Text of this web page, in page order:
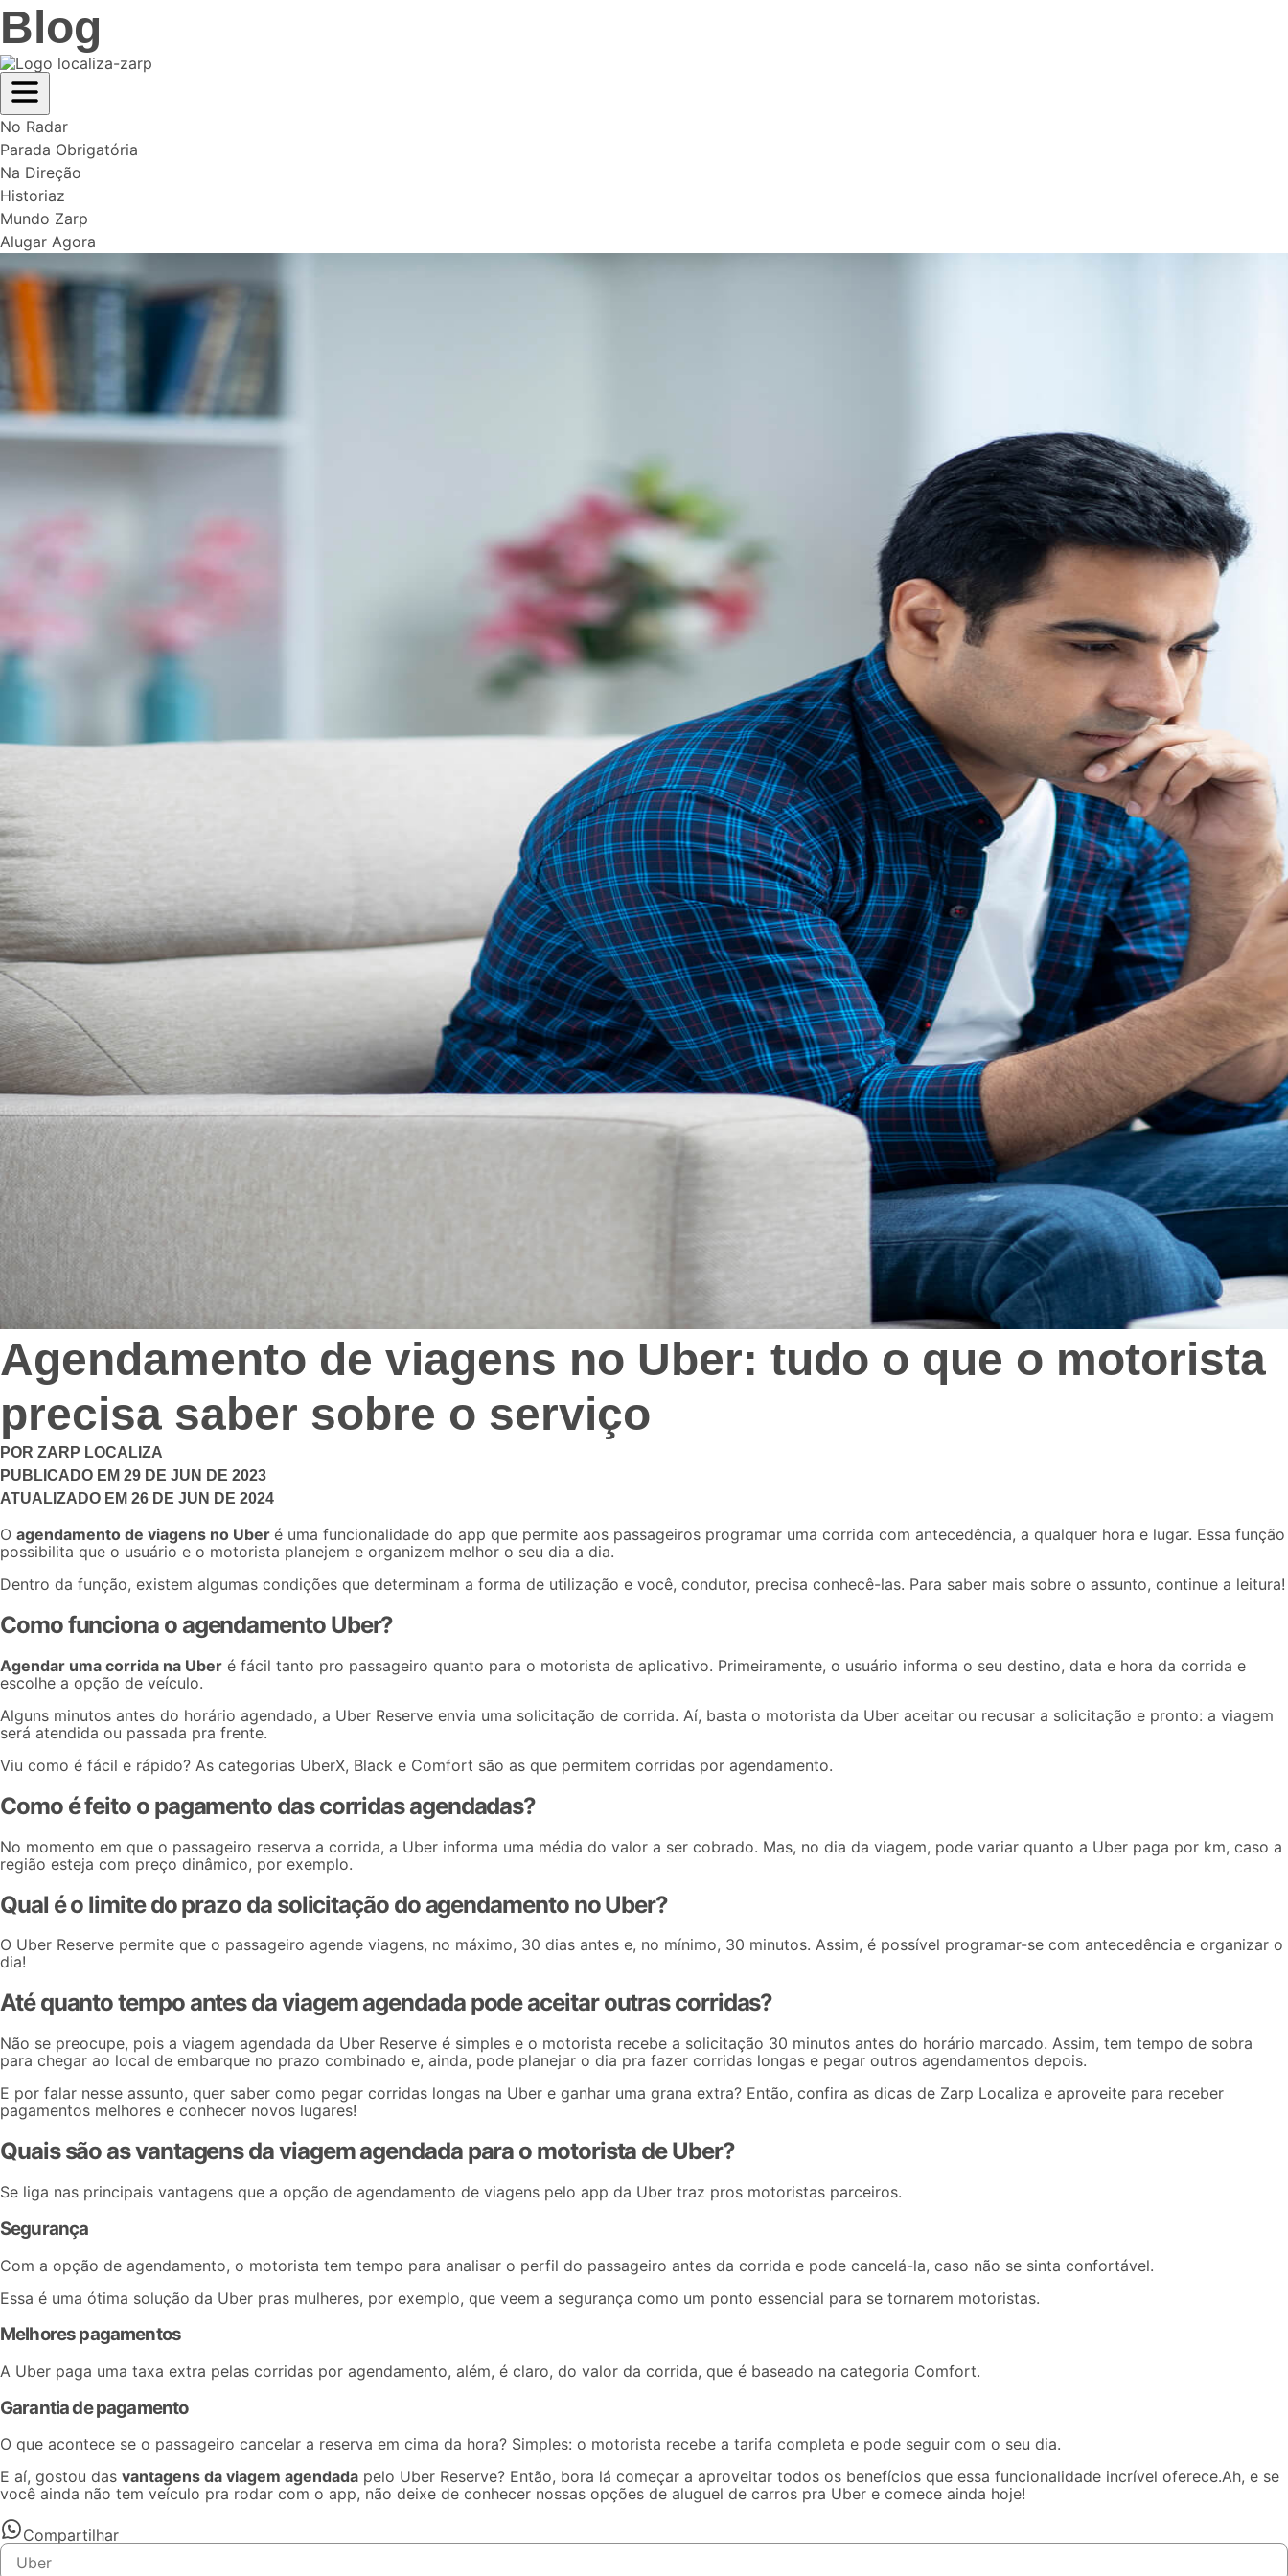
Blog
No Radar
Parada Obrigatória
Na Direção
Historiaz
Mundo Zarp
Alugar Agora
Agendamento de viagens no Uber: tudo o que o motorista
precisa saber sobre o serviço
POR ZARP LOCALIZA
PUBLICADO EM 29 DE JUN DE 2023
ATUALIZADO EM 26 DE JUN DE 2024
O agendamento de viagens no Uber é uma funcionalidade do app que permite aos passageiros programar uma corrida com antecedência, a qualquer hora e lugar. Essa função
possibilita que o usuário e o motorista planejem e organizem melhor o seu dia a dia.
Dentro da função, existem algumas condições que determinam a forma de utilização e você, condutor, precisa conhecê-las. Para saber mais sobre o assunto, continue a leitura!
Como funciona o agendamento Uber?
Agendar uma corrida na Uber é fácil tanto pro passageiro quanto para o motorista de aplicativo. Primeiramente, o usuário informa o seu destino, data e hora da corrida e
escolhe a opção de veículo.
Alguns minutos antes do horário agendado, a Uber Reserve envia uma solicitação de corrida. Aí, basta o motorista da Uber aceitar ou recusar a solicitação e pronto: a viagem
será atendida ou passada pra frente.
Viu como é fácil e rápido? As categorias UberX, Black e Comfort são as que permitem corridas por agendamento.
Como é feito o pagamento das corridas agendadas?
No momento em que o passageiro reserva a corrida, a Uber informa uma média do valor a ser cobrado. Mas, no dia da viagem, pode variar quanto a Uber paga por km, caso a
região esteja com preço dinâmico, por exemplo.
Qual é o limite do prazo da solicitação do agendamento no Uber?
O Uber Reserve permite que o passageiro agende viagens, no máximo, 30 dias antes e, no mínimo, 30 minutos. Assim, é possível programar-se com antecedência e organizar o
dia!
Até quanto tempo antes da viagem agendada pode aceitar outras corridas?
Não se preocupe, pois a viagem agendada da Uber Reserve é simples e o motorista recebe a solicitação 30 minutos antes do horário marcado. Assim, tem tempo de sobra
para chegar ao local de embarque no prazo combinado e, ainda, pode planejar o dia pra fazer corridas longas e pegar outros agendamentos depois.
E por falar nesse assunto, quer saber como pegar corridas longas na Uber e ganhar uma grana extra? Então, confira as dicas de Zarp Localiza e aproveite para receber
pagamentos melhores e conhecer novos lugares!
Quais são as vantagens da viagem agendada para o motorista de Uber?
Se liga nas principais vantagens que a opção de agendamento de viagens pelo app da Uber traz pros motoristas parceiros.
Segurança
Com a opção de agendamento, o motorista tem tempo para analisar o perfil do passageiro antes da corrida e pode cancelá-la, caso não se sinta confortável.
Essa é uma ótima solução da Uber pras mulheres, por exemplo, que veem a segurança como um ponto essencial para se tornarem motoristas.
Melhores pagamentos
A Uber paga uma taxa extra pelas corridas por agendamento, além, é claro, do valor da corrida, que é baseado na categoria Comfort.
Garantia de pagamento
O que acontece se o passageiro cancelar a reserva em cima da hora? Simples: o motorista recebe a tarifa completa e pode seguir com o seu dia.
E aí, gostou das vantagens da viagem agendada pelo Uber Reserve? Então, bora lá começar a aproveitar todos os benefícios que essa funcionalidade incrível oferece.Ah, e se
você ainda não tem veículo pra rodar com o app, não deixe de conhecer nossas opções de aluguel de carros pra Uber e comece ainda hoje!
Compartilhar